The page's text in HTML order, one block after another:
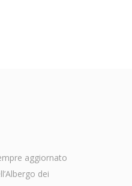
aggiornato
dei